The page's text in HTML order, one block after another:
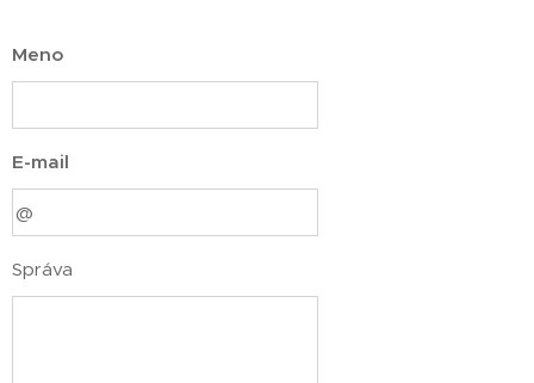
Meno
E-mail
Správa